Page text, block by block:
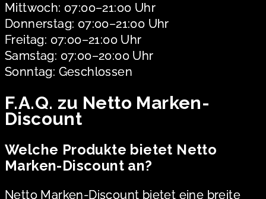
Mittwoch: 07:00–21:00 Uhr
Donnerstag: 07:00–21:00 Uhr
Freitag: 07:00–21:00 Uhr
Samstag: 07:00–20:00 Uhr
Sonntag: Geschlossen
F.A.Q. zu Netto Marken-
Discount
Welche Produkte bietet Netto
Marken-Discount an?
Netto Marken-Discount bietet eine breite